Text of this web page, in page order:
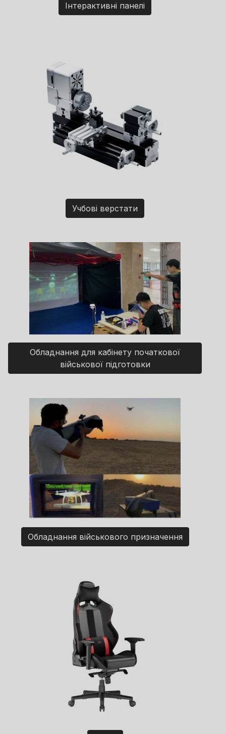
Інтерактивні панелі
Учбові верстати
Обладнання для кабінету початкової
військової підготовки
Обладнання військового призначення